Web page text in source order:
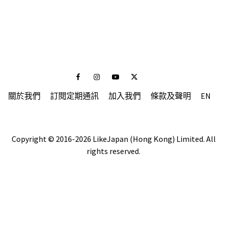
FacebookInstagramYoutubeTwitter
關於我們 訂閱定期通訊 加入我們 條款及聲明 EN
Copyright © 2016-2026 LikeJapan (Hong Kong) Limited. All
rights reserved.